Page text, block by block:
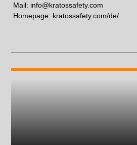
Mail: info@kratossafety.com
Homepage: kratossafety.com/de/